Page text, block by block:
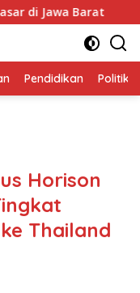
Barat
Pendidikan Politik
Horison
Thailand